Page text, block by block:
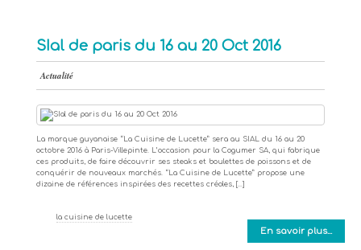
SIal de paris du 16 au 20 Oct 2016
Actualité
La marque guyanaise “La Cuisine de Lucette” sera au SIAL du 16 au 20
octobre 2016 à Paris-Villepinte. L’occasion pour la Cogumer SA, qui fabrique
ces produits, de faire découvrir ses steaks et boulettes de poissons et de
conquérir de nouveaux marchés. “La Cuisine de Lucette” propose une
dizaine de références inspirées des recettes créoles, […]
En savoir plus...
la cuisine de lucette